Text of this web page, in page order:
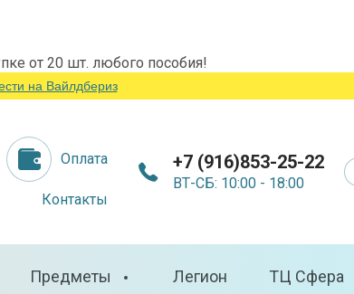
от 20 шт. любого пособия!
на Вайлдбериз
Оплата
Контакты
+7 (916)853-25-22
ВТ-СБ: 10:00 - 18:00
Предметы Легион ТЦ Сфера